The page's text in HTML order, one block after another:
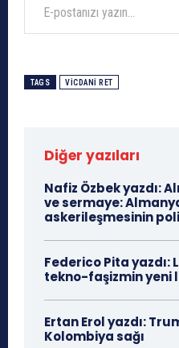
TAGS VICDANI RET
Diğer yazıları
Nafiz Özbek yazdı:
ve sermaye:
askerileşmesinin
Federico Pita yazdı:
tekno-faşizmin yeni
Ertan Erol yazdı:
Kolombiya sağı